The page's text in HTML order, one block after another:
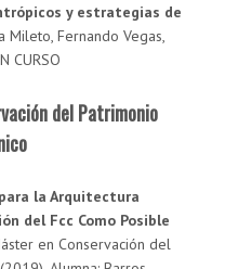
y estrategias de
Mileto, Fernando Vegas,
CURSO
del Patrimonio
la Arquitectura
del Fcc Como Posible
en Conservación del